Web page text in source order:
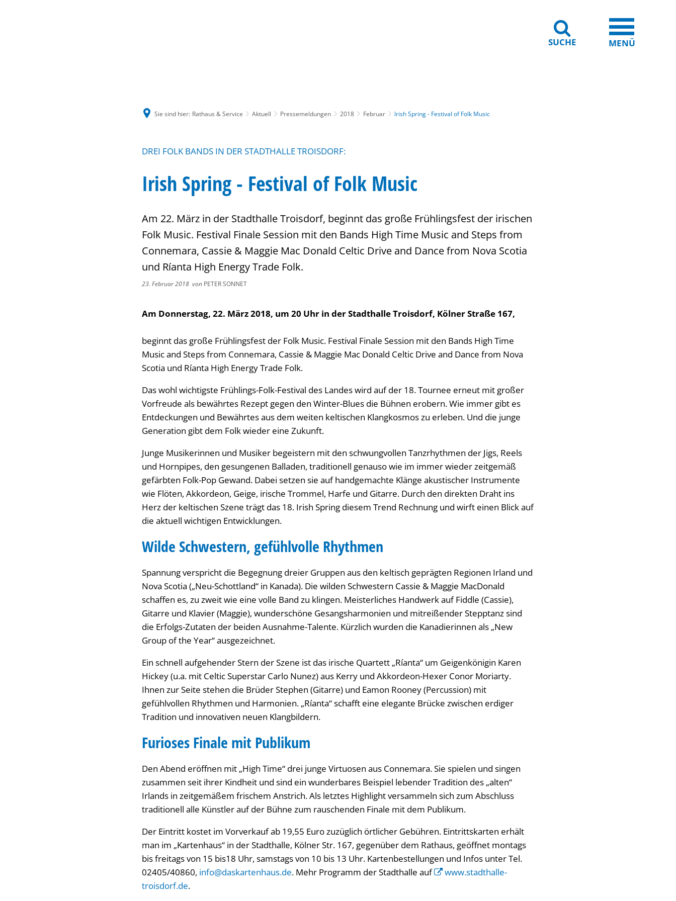
SUCHE MENÜ
Sie sind hier: Rathaus & Service Aktuell Pressemeldungen 2018 Februar Irish Spring - Festival of Folk Music
DREI FOLK BANDS IN DER STADTHALLE TROISDORF:
Irish Spring - Festival of Folk Music
Am 22. März in der Stadthalle Troisdorf, beginnt das große Frühlingsfest der irischen
Folk Music. Festival Finale Session mit den Bands High Time Music and Steps from
Connemara, Cassie & Maggie Mac Donald Celtic Drive and Dance from Nova Scotia
und Ríanta High Energy Trade Folk.
23. Februar 2018 von PETER SONNET
Am Donnerstag, 22. März 2018, um 20 Uhr in der Stadthalle Troisdorf, Kölner Straße 167,
beginnt das große Frühlingsfest der Folk Music. Festival Finale Session mit den Bands High Time
Music and Steps from Connemara, Cassie & Maggie Mac Donald Celtic Drive and Dance from Nova
Scotia und Ríanta High Energy Trade Folk.
Das wohl wichtigste Frühlings-Folk-Festival des Landes wird auf der 18. Tournee erneut mit großer
Vorfreude als bewährtes Rezept gegen den Winter-Blues die Bühnen erobern. Wie immer gibt es
Entdeckungen und Bewährtes aus dem weiten keltischen Klangkosmos zu erleben. Und die junge
Generation gibt dem Folk wieder eine Zukunft.
Junge Musikerinnen und Musiker begeistern mit den schwungvollen Tanzrhythmen der Jigs, Reels
und Hornpipes, den gesungenen Balladen, traditionell genauso wie im immer wieder zeitgemäß
gefärbten Folk-Pop Gewand. Dabei setzen sie auf handgemachte Klänge akustischer Instrumente
wie Flöten, Akkordeon, Geige, irische Trommel, Harfe und Gitarre. Durch den direkten Draht ins
Herz der keltischen Szene trägt das 18. Irish Spring diesem Trend Rechnung und wirft einen Blick auf
die aktuell wichtigen Entwicklungen.
Wilde Schwestern, gefühlvolle Rhythmen
Spannung verspricht die Begegnung dreier Gruppen aus den keltisch geprägten Regionen Irland und
Nova Scotia („Neu-Schottland“ in Kanada). Die wilden Schwestern Cassie & Maggie MacDonald
schaffen es, zu zweit wie eine volle Band zu klingen. Meisterliches Handwerk auf Fiddle (Cassie),
Gitarre und Klavier (Maggie), wunderschöne Gesangsharmonien und mitreißender Stepptanz sind
die Erfolgs-Zutaten der beiden Ausnahme-Talente. Kürzlich wurden die Kanadierinnen als „New
Group of the Year“ ausgezeichnet.
Ein schnell aufgehender Stern der Szene ist das irische Quartett „Ríanta“ um Geigenkönigin Karen
Hickey (u.a. mit Celtic Superstar Carlo Nunez) aus Kerry und Akkordeon-Hexer Conor Moriarty.
Ihnen zur Seite stehen die Brüder Stephen (Gitarre) und Eamon Rooney (Percussion) mit
gefühlvollen Rhythmen und Harmonien. „Ríanta“ schafft eine elegante Brücke zwischen erdiger
Tradition und innovativen neuen Klangbildern.
Furioses Finale mit Publikum
Den Abend eröffnen mit „High Time“ drei junge Virtuosen aus Connemara. Sie spielen und singen
zusammen seit ihrer Kindheit und sind ein wunderbares Beispiel lebender Tradition des „alten“
Irlands in zeitgemäßem frischem Anstrich. Als letztes Highlight versammeln sich zum Abschluss
traditionell alle Künstler auf der Bühne zum rauschenden Finale mit dem Publikum.
Der Eintritt kostet im Vorverkauf ab 19,55 Euro zuzüglich örtlicher Gebühren. Eintrittskarten erhält
man im „Kartenhaus“ in der Stadthalle, Kölner Str. 167, gegenüber dem Rathaus, geöffnet montags
bis freitags von 15 bis18 Uhr, samstags von 10 bis 13 Uhr. Kartenbestellungen und Infos unter Tel.
02405/40860, info@daskartenhaus.de. Mehr Programm der Stadthalle auf
www.stadthalle-
troisdorf.de.